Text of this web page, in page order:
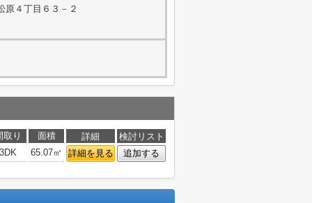
原４丁目６３－２
取り 面積 詳細
検討リスト
65.07㎡ 詳細を見る 追加する